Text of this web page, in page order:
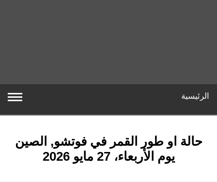
الرئيسية
حالة او طور القمر في فوتشو, الصين
يوم الأربعاء، 27 مايو 2026